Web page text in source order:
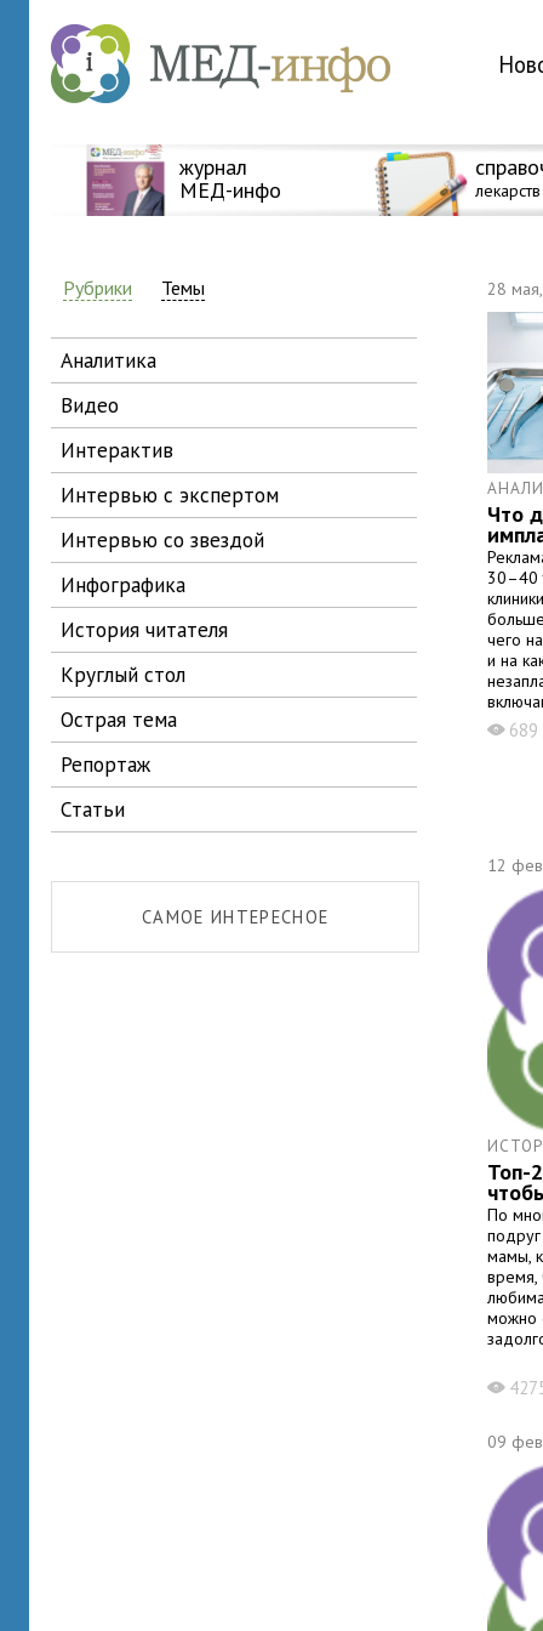
журнал
МЕД-инфо
Рубрики Темы
аналитика
видео
интерактив
интервью с экспертом
интервью со звездой
инфографика
история читателя
круглый стол
острая тема
репортаж
статьи
САМОЕ ИНТЕРЕСНОЕ
28
Что
30–40
чего
и на
чаще
X689
12
Топ-
По
мамы,
время,
можно
X
09